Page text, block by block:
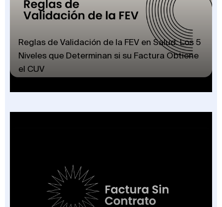
Reglas de Validación de la FEV en Salud: Los 5
Niveles que Determinan si su Factura Obtiene
el CUV